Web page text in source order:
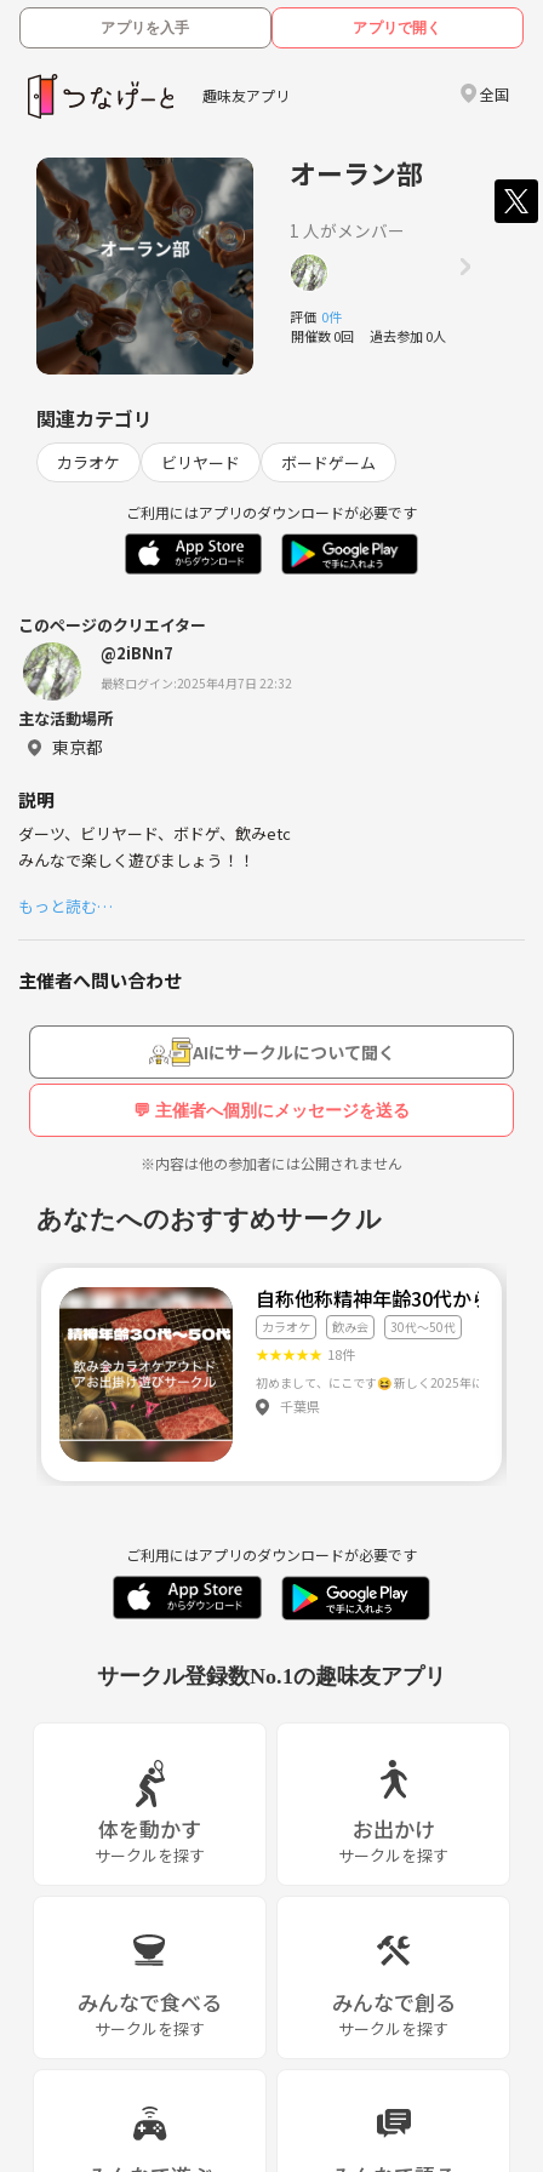
アプリを入手 アプリで開く
趣味友アプリ 全国
オーラン部
1 人がメンバー
評価 0件
開催数 0回 過去参加 0人
関連カテゴリ
カラオケ ビリヤード ボードゲーム
ご利用にはアプリのダウンロードが必要です
このページのクリエイター
@2iBNn7
最終ログイン:2025年4月7日 22:32
主な活動場所
東京都
説明
ダーツ、ビリヤード、ボドゲ、飲みetc
みんなで楽しく遊びましょう！！
もっと読む…
主催者へ問い合わせ
AIにサークルについて聞く
💬 主催者へ個別にメッセージを送る
※内容は他の参加者には公開されません
あなたへのおすすめサークル
自称他称精神年齢30代から50
カラオケ 飲み会 30代〜50代
★★★★★ 18件
千葉県
ご利用にはアプリのダウンロードが必要です
サークル登録数No.1の趣味友アプリ
体を動かす
サークルを探す
お出かけ
サークルを探す
みんなで食べる
サークルを探す
みんなで創る
サークルを探す